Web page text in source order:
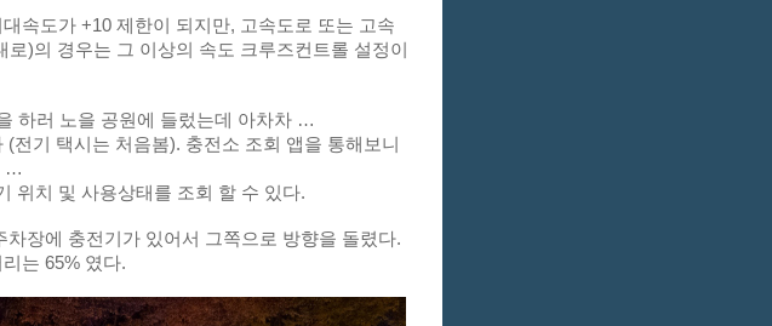
속도가 +10 제한이 되지만, 고속도로 또는 고속
)의 경우는 그 이상의 속도 크루즈컨트롤 설정이
하러 노을 공원에 들렀는데 아차차 …
전기 택시는 처음봄). 충전소 조회 앱을 통해보니
…
위치 및 사용상태를 조회 할 수 있다.
차장에 충전기가 있어서 그쪽으로 방향을 돌렸다.
는 65% 였다.